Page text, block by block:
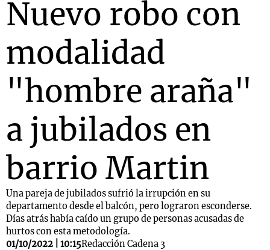
Nuevo robo con
modalidad
"hombre araña"
a jubilados en
barrio Martin
Una pareja de jubilados sufrió la irrupción en su
departamento desde el balcón, pero lograron esconderse.
Días atrás había caído un grupo de personas acusadas de
hurtos con esta metodología.
01/10/2022 | 10:15Redacción Cadena 3